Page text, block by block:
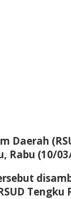
Daerah
Rabu (10/
Tengku